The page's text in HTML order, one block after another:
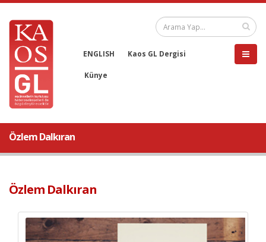
ENGLISH Kaos GL Dergisi
Künye
Özlem Dalkıran
Özlem Dalkıran